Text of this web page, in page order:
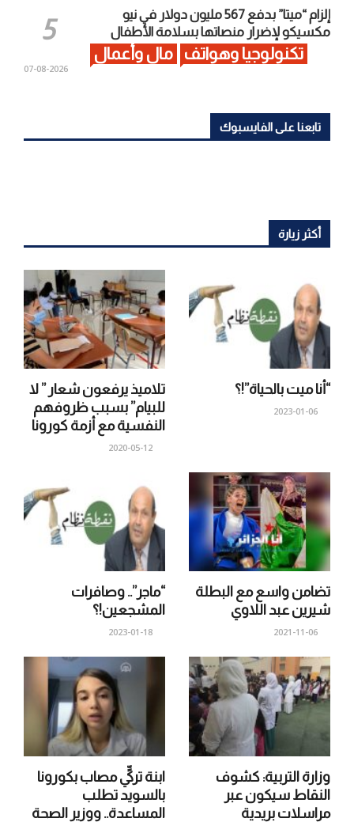
إلزام “ميتا” بدفع 567 مليون دولار في نيو
مكسيكو لإضرار منصاتها بسلامة الأطفال
تكنولوجيا وهواتف مال وأعمال
2026-08-07
تابعنا على الفايسبوك
أكثر زيارة
تلاميذ يرفعون شعار ” لا
للبيام” بسبب ظروفهم
النفسية مع أزمة كورونا
2020-05-12
“أنا ميت بالحياة”!؟
2023-01-06
“ماجر”.. وصافرات
المشجعين!؟
2023-01-18
تضامن واسع مع البطلة
شيرين عبد اللاوي
2021-11-06
ابنة تركيٍّ مصاب بكورونا
بالسويد تطلب
المساعدة.. ووزير الصحة
وزارة التربية: كشوف
النقاط سيكون عبر
مراسلات بريدية